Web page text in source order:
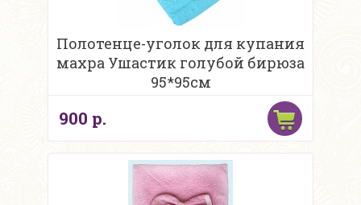
Полотенце-уголок для купания
махра Ушастик голубой бирюза
95*95см
900 р.